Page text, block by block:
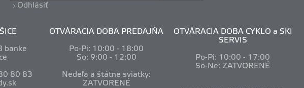
Odhlásiť
banke
80 83
OTVÁRACIA DOBA PREDAJŇA
Po-Pi: 10:00 - 18:00
So: 9:00 - 12:00
Nedeľa a štátne sviatky:
ZATVORENÉ
OTVÁRACIA DOBA CYKLO a SKI
SERVIS
Po-Pi: 10:00 - 17:00
So-Ne: ZATVORENÉ